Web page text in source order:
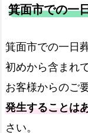
箕面市での一
箕面市での一日
初めから含まれ
お客様からのご
発生することは
さい。